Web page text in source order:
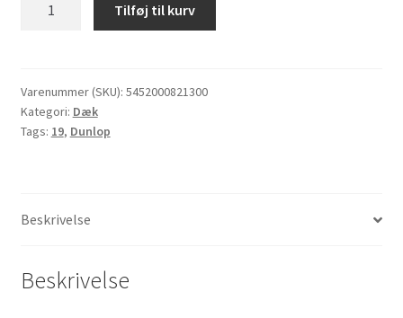
ZR
19
(60W)
Tilføj til kurv
Varenummer (SKU): 5452000821300
Kategori: Dæk
Tags: 19, Dunlop
Beskrivelse
Beskrivelse